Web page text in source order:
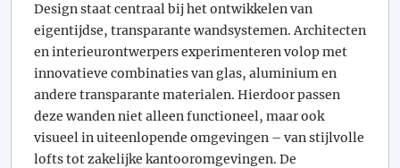
Design staat centraal bij het ontwikkelen van
eigentijdse, transparante wandsystemen. Architecten
en interieurontwerpers experimenteren volop met
innovatieve combinaties van glas, aluminium en
andere transparante materialen. Hierdoor passen
deze wanden niet alleen functioneel, maar ook
visueel in uiteenlopende omgevingen – van stijlvolle
lofts tot zakelijke kantooromgevingen. De